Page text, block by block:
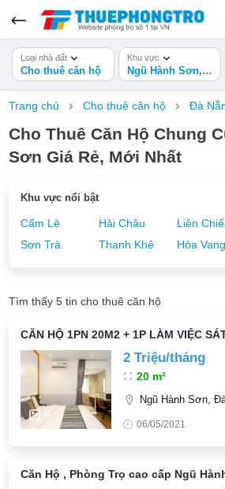
Loại nhà đất
Cho thuê căn hộ
Khu vực
Ngũ Hành Sơn, Đà Nẵng
Trang chủ Cho thuê căn hộ Đà
Cho Thuê Căn Hộ Chung
Sơn Giá Rẻ, Mới Nhất
Khu vực nổi bật
Cẩm Lệ Hải Châu Liên
Sơn Trà
Thanh Khê Hòa Vang
Tìm thấy 5 tin cho thuê căn hộ
CĂN HỘ 1PN 20M2 + 1P LÀM VIỆC
6
2 Triệu/tháng
20 m²
Ngũ Hành Sơn,
06/05/2021
Căn Hộ , Phòng Trọ cao cấp Ngũ